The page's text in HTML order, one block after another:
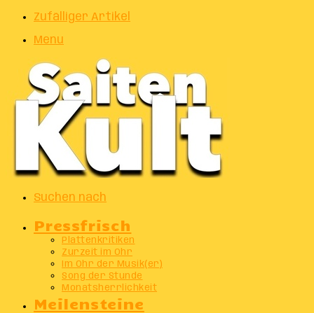
Zufälliger Artikel
Menu
Suchen nach
Pressfrisch
Plattenkritiken
Zurzeit im Ohr
Im Ohr der Musik(er)
Song der Stunde
Monatsherrlichkeit
Meilensteine